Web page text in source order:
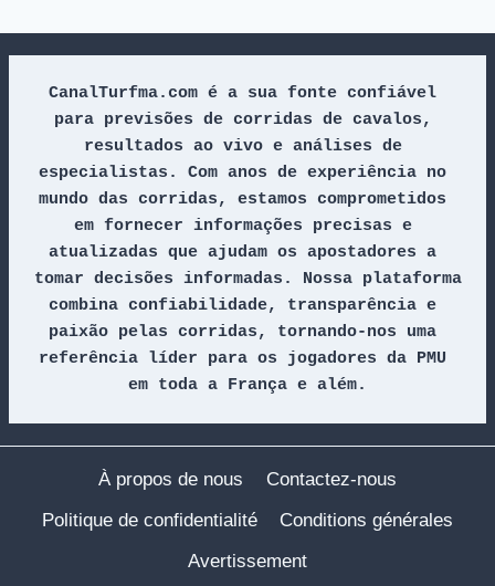
CanalTurfma.com é a sua fonte confiável
para previsões de corridas de cavalos,
resultados ao vivo e análises de
especialistas. Com anos de experiência no
mundo das corridas, estamos comprometidos
em fornecer informações precisas e
atualizadas que ajudam os apostadores a
tomar decisões informadas. Nossa plataforma
combina confiabilidade, transparência e
paixão pelas corridas, tornando-nos uma
referência líder para os jogadores da PMU
em toda a França e além.
À propos de nous
Contactez-nous
Politique de confidentialité
Conditions générales
Avertissement